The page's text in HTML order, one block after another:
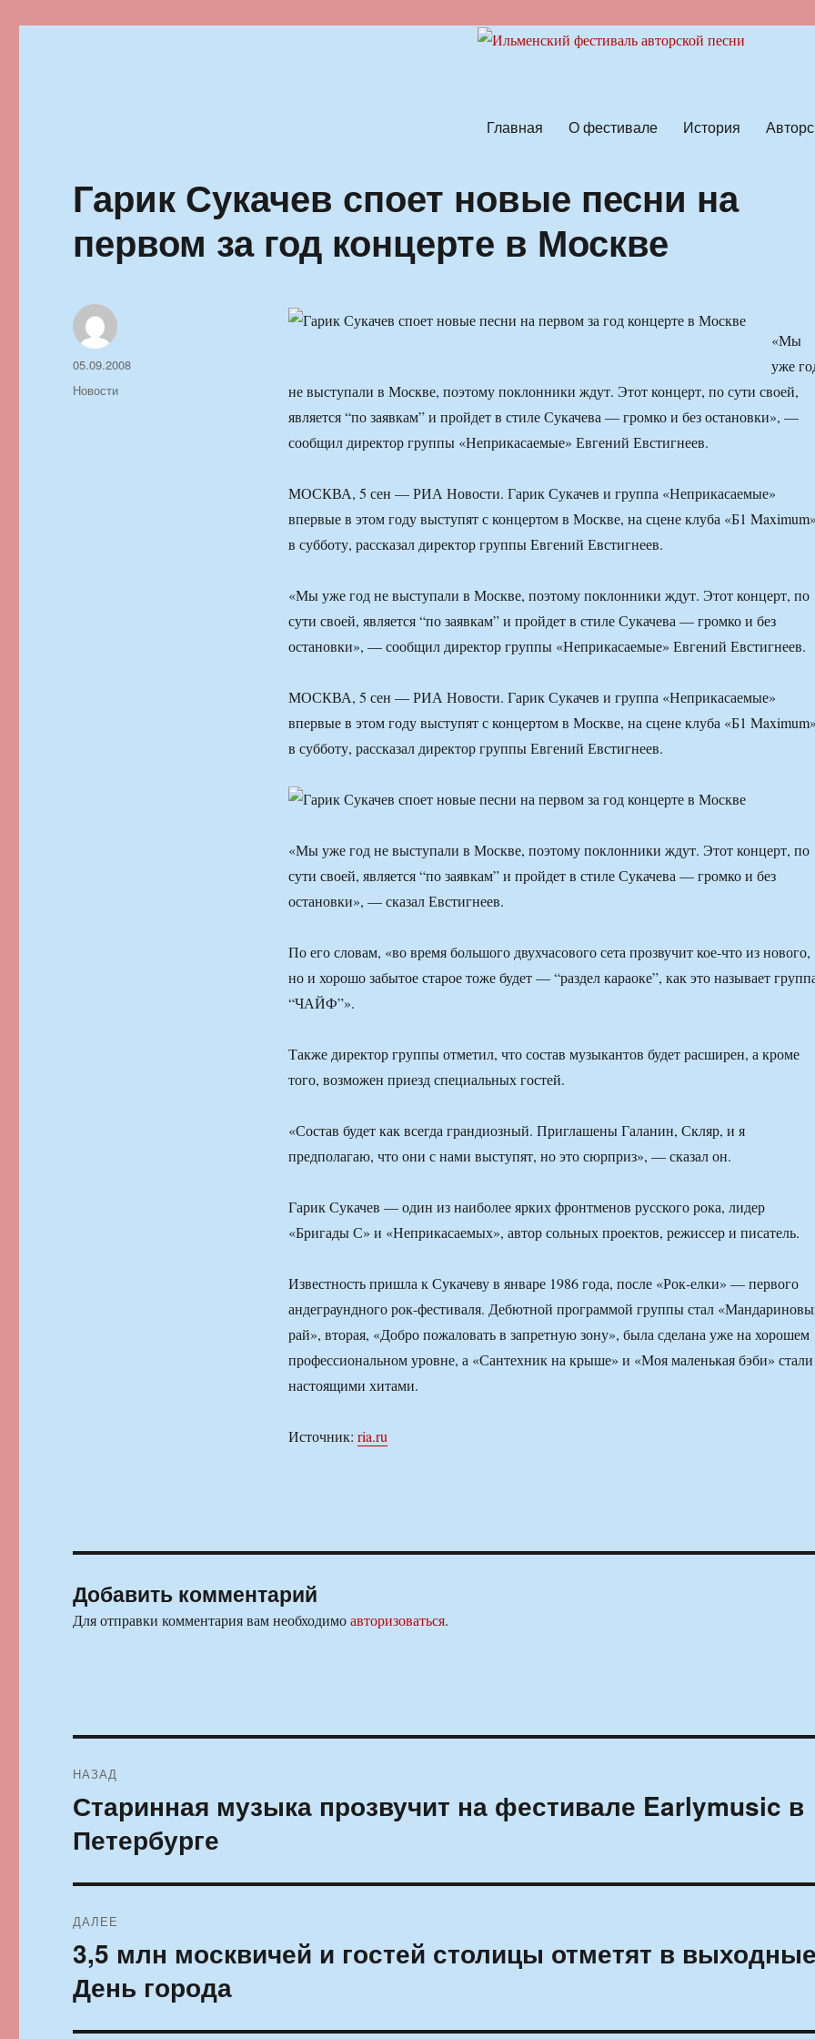
Главная О фестивале История
Гарик Сукачев споет новые песни на
первом за год концерте в Москве
«Мы
уже
не выступали в Москве, поэтому поклонники ждут. Этот концерт, по сути своей,
является “по заявкам” и пройдет в стиле Сукачева — громко и без остановки», —
сообщил директор группы «Неприкасаемые» Евгений Евстигнеев.
МОСКВА, 5 сен — РИА Новости. Гарик Сукачев и группа «Неприкасаемые»
впервые в этом году выступят с концертом в Москве, на сцене клуба «Б1
в субботу, рассказал директор группы Евгений Евстигнеев.
«Мы уже год не выступали в Москве, поэтому поклонники ждут. Этот концерт, по
сути своей, является “по заявкам” и пройдет в стиле Сукачева — громко и без
остановки», — сообщил директор группы «Неприкасаемые» Евгений Евстигнеев.
МОСКВА, 5 сен — РИА Новости. Гарик Сукачев и группа «Неприкасаемые»
впервые в этом году выступят с концертом в Москве, на сцене клуба «Б1
в субботу, рассказал директор группы Евгений Евстигнеев.
«Мы уже год не выступали в Москве, поэтому поклонники ждут. Этот концерт, по
сути своей, является “по заявкам” и пройдет в стиле Сукачева — громко и без
остановки», — сказал Евстигнеев.
По его словам, «во время большого двухчасового сета прозвучит кое-что из нового,
но и хорошо забытое старое тоже будет — “раздел караоке”, как это называет
“ЧАЙФ”».
Также директор группы отметил, что состав музыкантов будет расширен, а кроме
того, возможен приезд специальных гостей.
«Состав будет как всегда грандиозный. Приглашены Галанин, Скляр, и я
предполагаю, что они с нами выступят, но это сюрприз», — сказал он.
Гарик Сукачев — один из наиболее ярких фронтменов русского рока, лидер
«Бригады С» и «Неприкасаемых», автор сольных проектов, режиссер и писатель.
Известность пришла к Сукачеву в январе 1986 года, после «Рок-елки» — первого
андеграундного рок-фестиваля. Дебютной программой группы стал
рай», вторая, «Добро пожаловать в запретную зону», была сделана уже на хорошем
профессиональном уровне, а «Сантехник на крыше» и «Моя маленькая бэби» стали
настоящими хитами.
Источник: ria.ru
Автор
Опубликовано
05.09.2008
Рубрики
Новости
Добавить комментарий
Для отправки комментария вам необходимоавторизоваться.
по
записям
НАЗАД
Предыдущая
запись:
Старинная музыка прозвучит на фестивале Earlymusic в
Петербурге
ДАЛЕЕ
Следующая
запись:
3,5 млн москвичей и гостей столицы отметят в
День города